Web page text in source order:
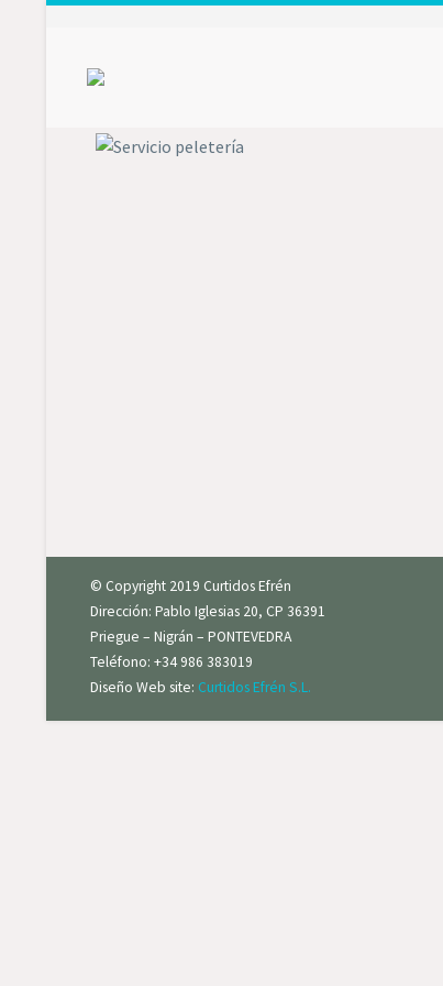
© Copyright 2019 Curtidos Efrén
Dirección: Pablo Iglesias 20, CP 36391
Priegue – Nigrán – PONTEVEDRA
Teléfono: +34 986 383019
Diseño Web site: Curtidos Efrén S.L.